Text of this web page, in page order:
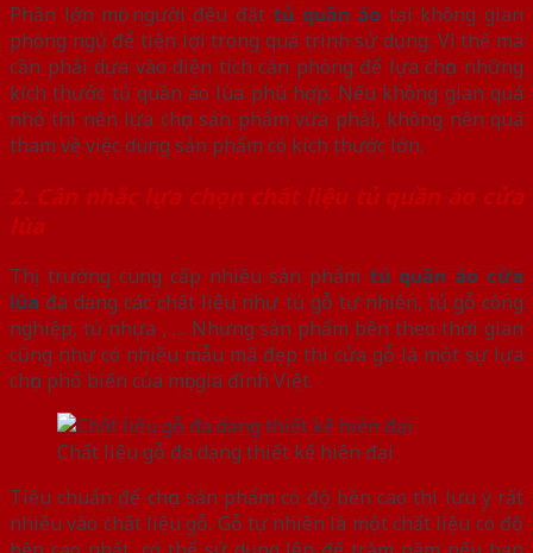
Phần lớn mọi người đều đặt tủ quần áo tại không gian
phòng ngủ để tiện lợi trong quá trình sử dụng. Vì thế mà
cần phải dựa vào diện tích căn phòng để lựa chọn những
kích thước tủ quần áo lùa phù hợp. Nếu không gian quá
nhỏ thì nên lựa chọn sản phẩm vừa phải, không nên quá
tham về việc dùng sản phẩm có kích thước lớn.
2. Cân nhắc lựa chọn chất liệu tủ quần áo cửa
lùa
Thị trường cung cấp nhiều sản phẩm tủ quần áo cửa
lùa đa dạng các chất liệu như tủ gỗ tự nhiên, tủ gỗ công
nghiệp, tủ nhựa , … Nhưng sản phẩm bền theo thời gian
cũng như có nhiều mẫu mã đẹp thì cửa gỗ là một sự lựa
chọn phổ biến của mọi gia đình Việt.
Chất liệu gỗ đa dạng thiết kế hiện đại
Tiêu chuẩn để chọn sản phẩm có độ bền cao thì lưu ý rất
nhiều vào chất liệu gỗ. Gỗ tự nhiên là một chất liệu có độ